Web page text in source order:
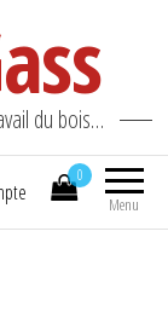
du bois…
Menu
0